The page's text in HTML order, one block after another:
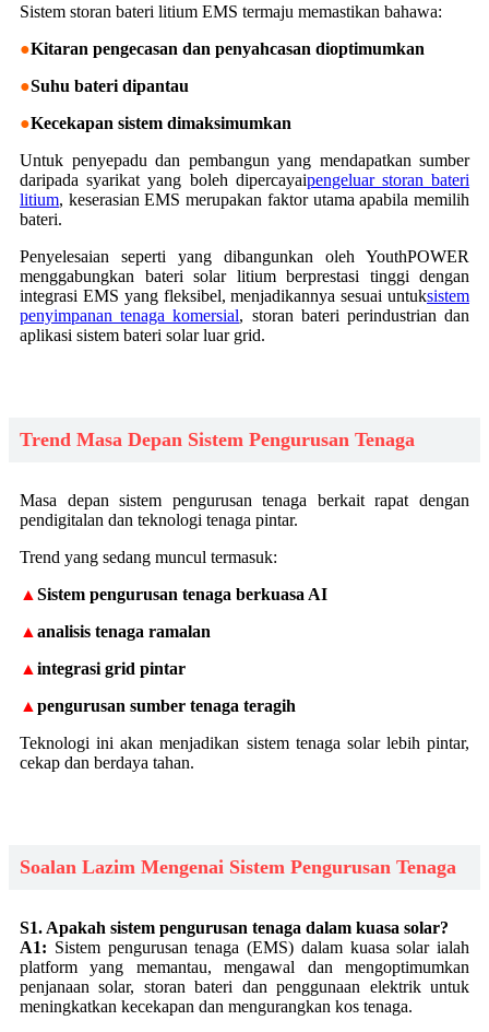
Sistem storan bateri litium EMS termaju memastikan bahawa:
●Kitaran pengecasan dan penyahcasan dioptimumkan
●Suhu bateri dipantau
●Kecekapan sistem dimaksimumkan
Untuk penyepadu dan pembangun yang mendapatkan sumber
daripada syarikat yang boleh dipercayaipengeluar storan bateri
litium, keserasian EMS merupakan faktor utama apabila memilih
bateri.
Penyelesaian seperti yang dibangunkan oleh YouthPOWER
menggabungkan bateri solar litium berprestasi tinggi dengan
integrasi EMS yang fleksibel, menjadikannya sesuai untuksistem
penyimpanan tenaga komersial, storan bateri perindustrian dan
aplikasi sistem bateri solar luar grid.
Trend Masa Depan Sistem Pengurusan Tenaga
Masa depan sistem pengurusan tenaga berkait rapat dengan
pendigitalan dan teknologi tenaga pintar.
Trend yang sedang muncul termasuk:
▲ Sistem pengurusan tenaga berkuasa AI
▲ analisis tenaga ramalan
▲ integrasi grid pintar
▲ pengurusan sumber tenaga teragih
Teknologi ini akan menjadikan sistem tenaga solar lebih pintar,
cekap dan berdaya tahan.
Soalan Lazim Mengenai Sistem Pengurusan Tenaga
S1. Apakah sistem pengurusan tenaga dalam kuasa solar?
A1: Sistem pengurusan tenaga (EMS) dalam kuasa solar ialah
platform yang memantau, mengawal dan mengoptimumkan
penjanaan solar, storan bateri dan penggunaan elektrik untuk
meningkatkan kecekapan dan mengurangkan kos tenaga.